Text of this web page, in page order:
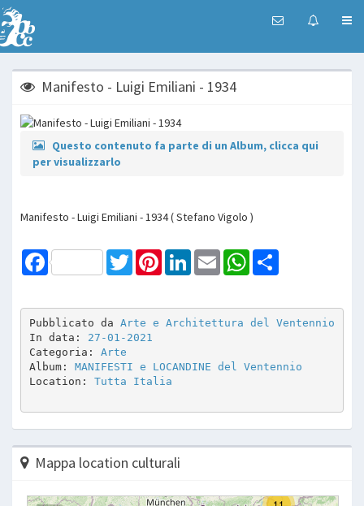
Manifesto - Luigi Emiliani - 1934
Questo contenuto fa parte di un Album, clicca qui
per visualizzarlo
Manifesto - Luigi Emiliani - 1934 ( Stefano Vigolo )
Facebook TwitterPinterestLinkedInEmail WhatsApp
Pubblicato da Arte e Architettura del Ventennio
In data: 27-01-2021
Categoria: Arte
Album: MANIFESTI e LOCANDINE del Ventennio
Location: Tutta Italia
Mappa location culturali